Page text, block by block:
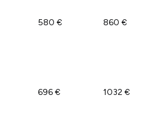
580 € 860 €
696 € 1032 €